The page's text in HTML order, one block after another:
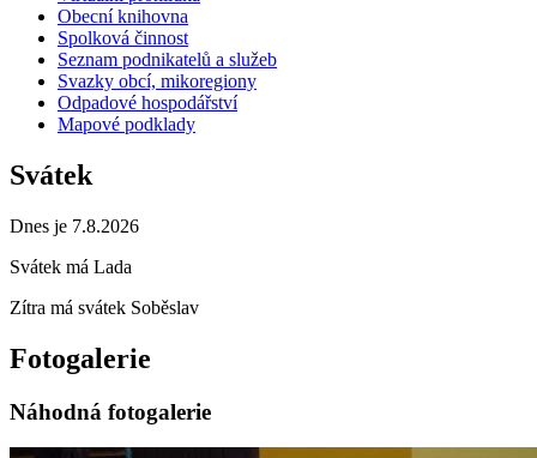
Obecní knihovna
Spolková činnost
Seznam podnikatelů a služeb
Svazky obcí, mikoregiony
Odpadové hospodářství
Mapové podklady
Svátek
Dnes je 7.8.2026
Svátek má Lada
Zítra má svátek Soběslav
Fotogalerie
Náhodná fotogalerie